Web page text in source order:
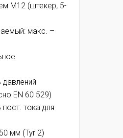
M12 (штекер, 5-
макс. –
давлений
EN 60 529)
тока для
мм (Tyr 2)